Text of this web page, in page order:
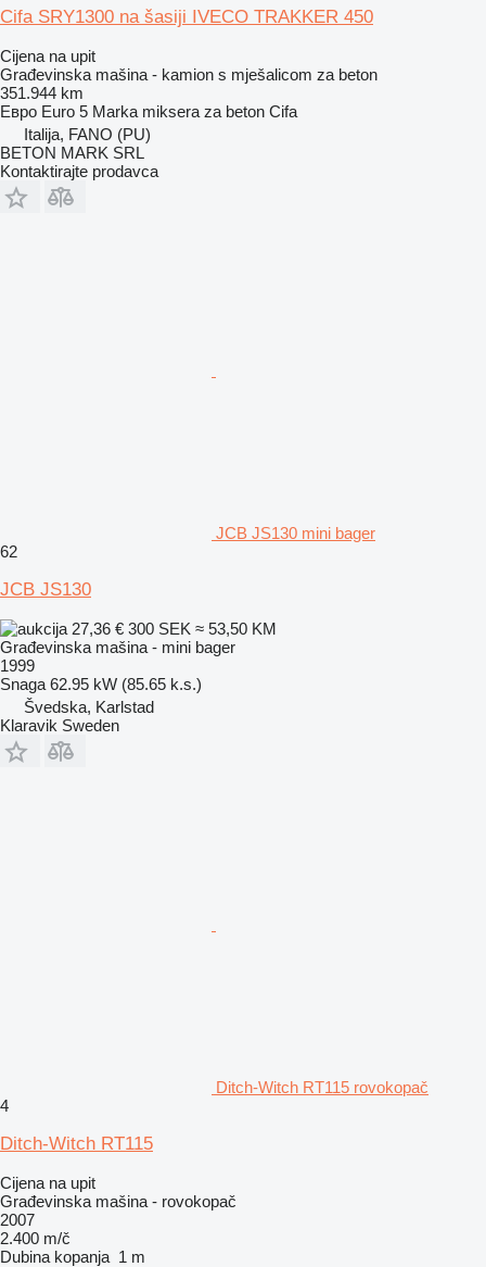
Cifa SRY1300 na šasiji IVECO TRAKKER 450
Cijena na upit
Građevinska mašina - kamion s mješalicom za beton
351.944 km
Евро Euro 5 Marka miksera za beton Cifa
Italija, FANO (PU)
BETON MARK SRL
Kontaktirajte prodavca
JCB JS130 mini bager
62
JCB JS130
27,36 € 300 SEK ≈ 53,50 KM
Građevinska mašina - mini bager
1999
Snaga 62.95 kW (85.65 k.s.)
Švedska, Karlstad
Klaravik Sweden
Ditch-Witch RT115 rovokopač
4
Ditch-Witch RT115
Cijena na upit
Građevinska mašina - rovokopač
2007
2.400 m/č
Dubina kopanja 1 m